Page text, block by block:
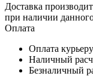
Доставка
при наличии
Оплата
Оплата
Наличный
Безналичный